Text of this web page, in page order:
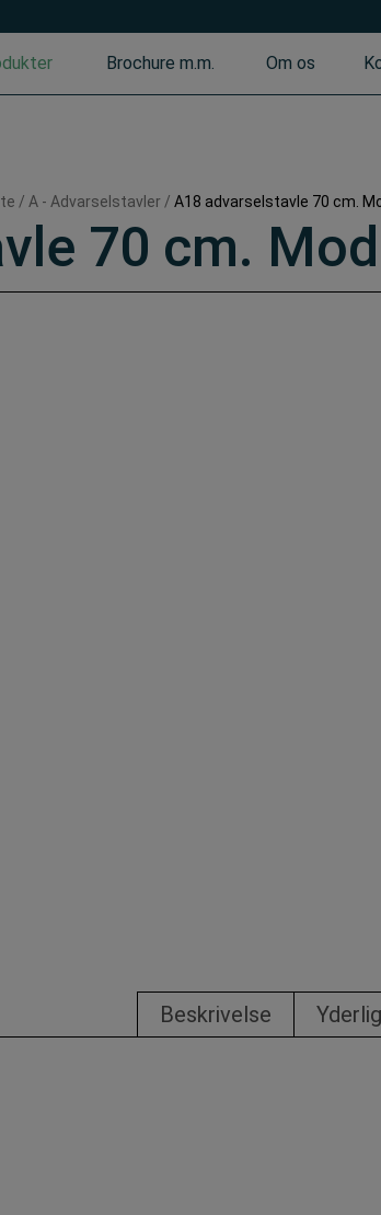
Brochure m.m. Om os
/ A - Advarselstavler/ A18 advarselstavle 70 cm.
70 cm.
Beskrivelse